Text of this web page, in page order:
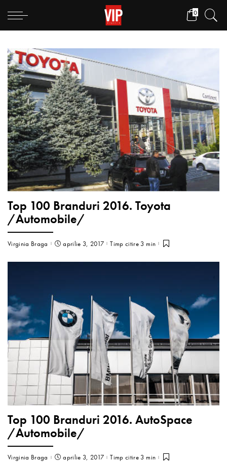
0
Top 100 Branduri 2016. Toyota
/Automobile/
Virginia Braga aprilie 3, 2017 Timp citire 3 min
Top 100 Branduri 2016. AutoSpace
/Automobile/
Virginia Braga aprilie 3, 2017 Timp citire 3 min